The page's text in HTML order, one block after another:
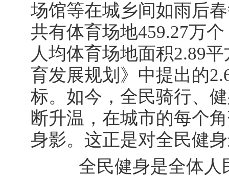
场馆等在城乡间如雨后
共有体育场地459.27万
人均体育场地面积2.89
育发展规划》中提出的
标。如今，全民骑行、
断升温，在城市的每个
身影。这正是对全民健
全民健身是全体人